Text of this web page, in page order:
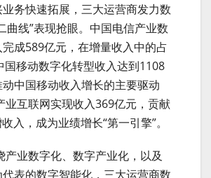
务快速拓展，三大运营商发力数
曲线”表现抢眼。中国电信产业数
成589亿元，在增量收入中的占
国移动数字化转型收入达到1108
中国移动收入增长的主要驱动
业互联网实现收入369亿元，贡献
入，成为业绩增长“第一引擎”。
产业数字化、数字产业化，以及
表的数字智能化，三大运营商数